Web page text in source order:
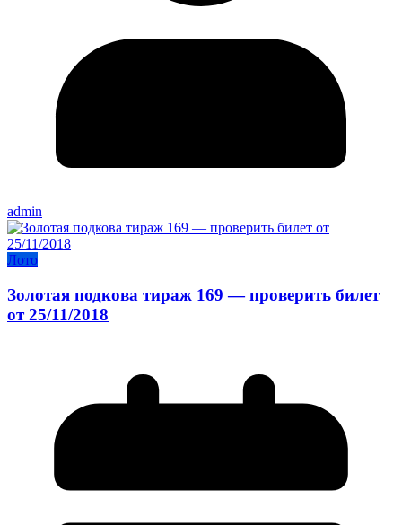
admin
Лото
Золотая подкова тираж 169 — проверить билет
от 25/11/2018